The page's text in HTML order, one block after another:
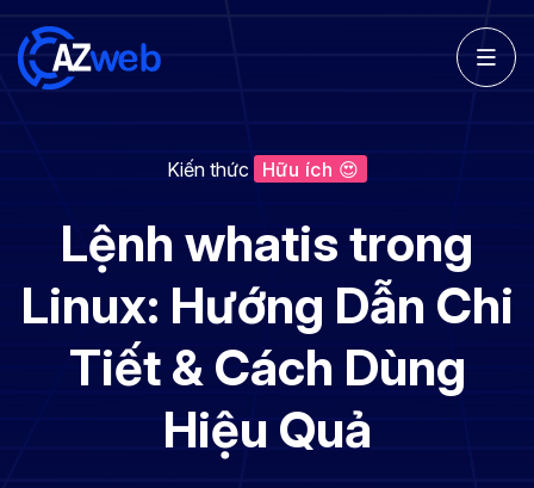
Kiến thức Hữu ích 😍
Lệnh whatis trong
Linux: Hướng Dẫn Chi
Tiết & Cách Dùng
Hiệu Quả